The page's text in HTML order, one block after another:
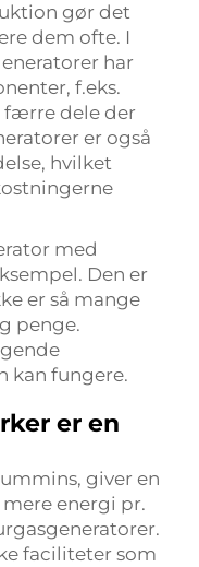
gør det
dem ofte. I
har
f.eks.
dele der
er også
hvilket
med
Den er
er så mange
penge.
kan fungere.
er en
giver en
energi pr.
faciliteter som